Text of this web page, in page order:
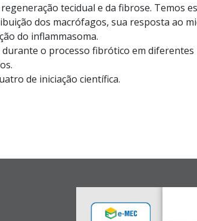
tecidual e da fibrose. Temos
dos macrófagos, sua resposta ao
do inflammasoma.
o processo fibrótico em diferentes
de iniciação científica.